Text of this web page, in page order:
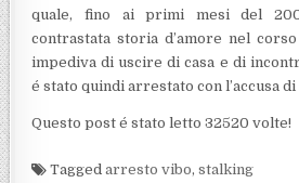
quale, fino ai primi mesi del
contrastata storia d’amore nel
impediva di uscire di casa e di
é stato quindi arrestato con l’accusa
Questo post é stato letto 32520 volte!
Taggedarresto vibo,stalking